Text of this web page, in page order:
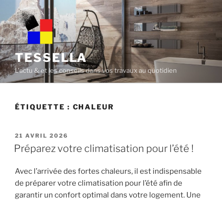
content
TESSELLA
L'actu & et les conseils dans vos travaux au quotidien
ÉTIQUETTE : CHALEUR
POSTED
ON
21 AVRIL 2026
Préparez votre climatisation pour l’été !
Avec l’arrivée des fortes chaleurs, il est indispensable
de préparer votre climatisation pour l’été afin de
garantir un confort optimal dans votre logement. Une